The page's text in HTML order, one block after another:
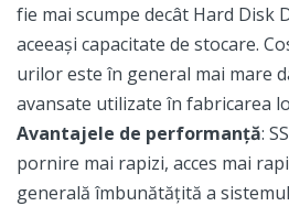
fie mai scumpe decât Hard Disk
aceeași capacitate de stocare.
urilor este în general mai mare
avansate utilizate în fabricarea
Avantajele de performanță:
pornire mai rapizi, acces mai
generală îmbunătățită a